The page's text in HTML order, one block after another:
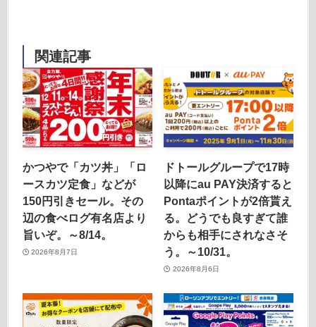
関連記事
かつやで「カツ丼」「ロ
ースカツ定食」などが
150円引きセール。その
辺の食べログ有名店より
旨いぞ。～8/14。
2026年8月7日
ドトールグループで17時
以降にau PAY決済すると
Pontaポイントが2倍貰え
る。どうでも良すぎて誰
からも相手にされなさそ
う。～10/31。
2026年8月6日